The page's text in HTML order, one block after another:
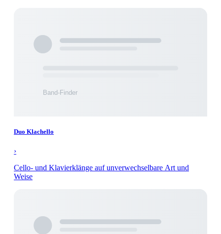
Duo Klachello
›
Cello- und Klavierklänge auf unverwechselbare Art und
Weise